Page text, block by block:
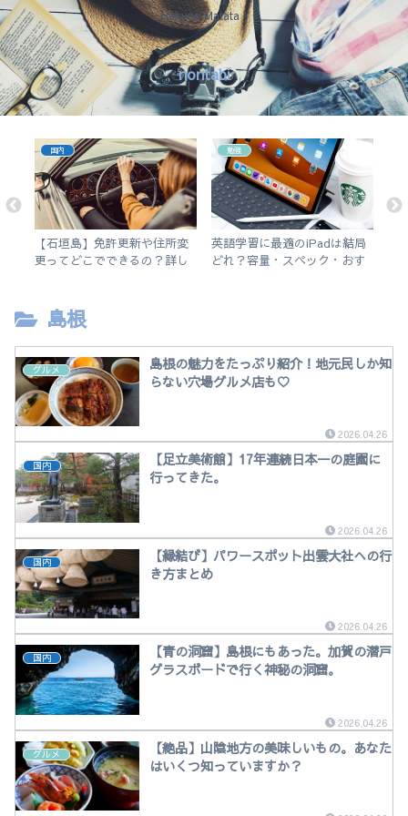
Hakuna Matata !
nontabi
国内
【石垣島】免許更新や住所変
更ってどこでできるの？詳し
勉強
英語学習に最適のiPadは結局
どれ？容量・スペック・おす
島根
グルメ
島根の魅力をたっぷり紹介！地元民しか知
らない穴場グルメ店も♡
2026.04.26
国内
【足立美術館】17年連続日本一の庭園に
行ってきた。
2026.04.26
国内
【縁結び】パワースポット出雲大社への行
き方まとめ
2026.04.26
国内
【青の洞窟】島根にもあった。加賀の潜戸
グラスボードで行く神秘の洞窟。
2026.04.26
グルメ
【絶品】山陰地方の美味しいもの。あなた
はいくつ知っていますか？